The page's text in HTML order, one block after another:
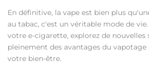
En définitive, la vape est bien plus
au tabac, c'est un véritable mode de
votre e-cigarette, explorez de nouvelles
pleinement des avantages du
votre bien-être.